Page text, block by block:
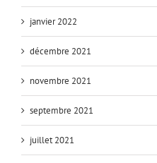
janvier 2022
décembre 2021
novembre 2021
septembre 2021
juillet 2021